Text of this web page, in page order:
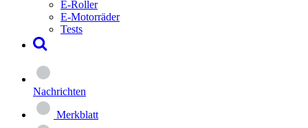
E-Roller
E-Motorräder
Tests
Nachrichten
Merkblatt